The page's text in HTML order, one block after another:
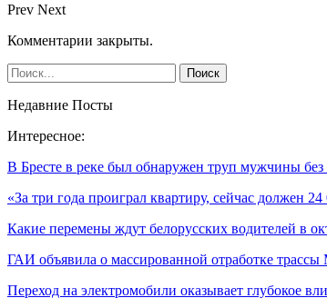
Prev Next
Комментарии закрыты.
Недавние Посты
Интересное:
В Бресте в реке был обнаружен труп мужчины
«За три года проиграл квартиру, сейчас должен
Какие перемены ждут белорусских водителей в
ГАИ объявила о массированной отработке трассы
Переход на электромобили оказывает глубокое